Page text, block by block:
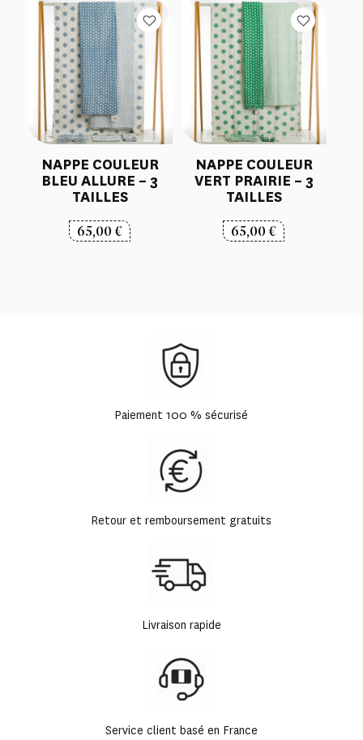
NAPPE COULEUR
BLEU ALLURE – 3
TAILLES
65,00€
NAPPE COULEUR
VERT PRAIRIE – 3
TAILLES
65,00€
Paiement 100 % sécurisé
Retour et remboursement gratuits
Livraison rapide
Service client basé en France